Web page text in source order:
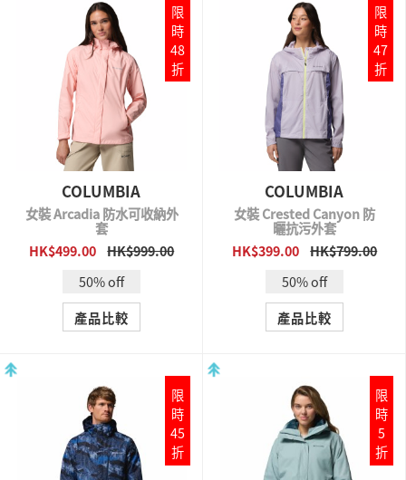
QUICK VIEW
COLUMBIA
女裝 Arcadia 防水可收納外
套
HK$499.00 HK$999.00
50% off
產品比較
限
時
48
折
QUICK VIEW
COLUMBIA
女裝 Crested Canyon 防
曬抗污外套
HK$399.00 HK$799.00
50% off
產品比較
限
時
47
折
限
時
45
折
限
時
5
折